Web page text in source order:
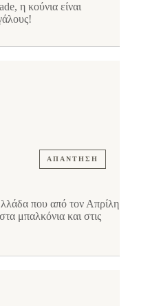
η κούνια είναι
ΑΠΆΝΤΗΣΗ
που από τον Απρίλη
μπαλκόνια και στις